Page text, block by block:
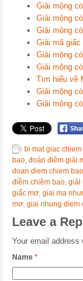
Giải mộng
Giải mộng
Giải mộng
Giải mã
Giải mộng
Giải mộng
Tìm hiểu về
Giải mộng
Giải mộng
bi mat giac
bao, đoán điêm giải
doan diem chiem bao
điềm chiêm bao, giải
giấc mơ, giai ma
mơ, giai nhung diem
Leave a
Your email address
Name *